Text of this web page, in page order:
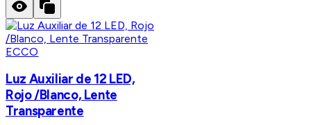
ECCO
Luz Auxiliar de 12 LED,
Rojo /Blanco, Lente
Transparente